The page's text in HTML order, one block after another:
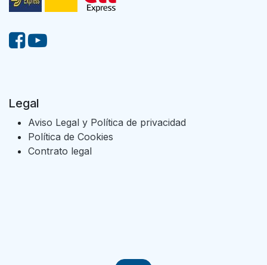
Legal
Aviso Legal y Política de privacidad
Política de Cookies
Contrato legal